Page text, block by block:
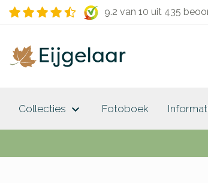
9.2 van 10 uit 435
Collecties keyboard_arrow_down Fotoboek